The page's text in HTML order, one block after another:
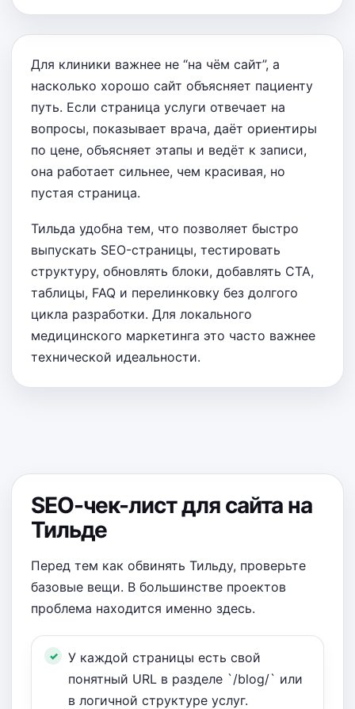
Для клиники важнее не “на чём сайт”, а
насколько хорошо сайт объясняет пациенту
путь. Если страница услуги отвечает на
вопросы, показывает врача, даёт ориентиры
по цене, объясняет этапы и ведёт к записи,
она работает сильнее, чем красивая, но
пустая страница.
Тильда удобна тем, что позволяет быстро
выпускать SEO-страницы, тестировать
структуру, обновлять блоки, добавлять CTA,
таблицы, FAQ и перелинковку без долгого
цикла разработки. Для локального
медицинского маркетинга это часто важнее
технической идеальности.
SEO-чек-лист для сайта на
Тильде
Перед тем как обвинять Тильду, проверьте
базовые вещи. В большинстве проектов
проблема находится именно здесь.
У каждой страницы есть свой
понятный URL в разделе `/blog/` или
в логичной структуре услуг.